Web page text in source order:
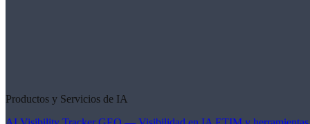
Productos y Servicios de IA